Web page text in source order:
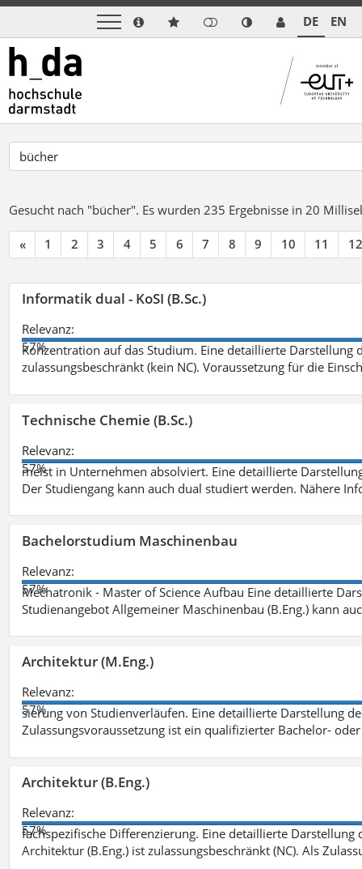
DE EN
Gesucht nach "bücher". Es wurden 235 Ergebnisse in 20
« 1 2 3 4 5 6 7 8 9 10 11 12
Informatik dual - KoSI (B.Sc.)
Relevanz:
57%
Konzentration auf das Studium. Eine detaillierte
zulassungsbeschränkt (kein NC). Voraussetzung für die
Technische Chemie (B.Sc.)
Relevanz:
57%
meist in Unternehmen absolviert. Eine detaillierte
Der Studiengang kann auch dual studiert werden. Nähere
Bachelorstudium Maschinenbau
Relevanz:
57%
Mechatronik - Master of Science Aufbau Eine detaillierte
Studienangebot Allgemeiner Maschinenbau (B.Eng.) kann
Architektur (M.Eng.)
Relevanz:
57%
sierung von Studienverläufen. Eine detaillierte Darstellung
Zulassungsvoraussetzung ist ein qualifizierter Bachelor-
Architektur (B.Eng.)
Relevanz:
57%
fachspezifische Differenzierung. Eine detaillierte
Architektur (B.Eng.) ist zulassungsbeschränkt (NC). Als